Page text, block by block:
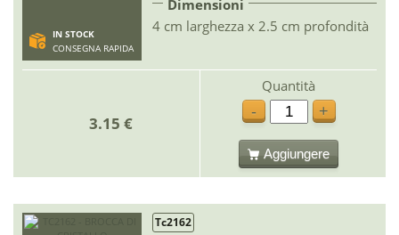
IN STOCK
CONSEGNA RAPIDA
Dimensioni
4 cm larghezza x 2.5 cm profondità
3.15 €
Quantità
-
+
Aggiungere
Tc2162